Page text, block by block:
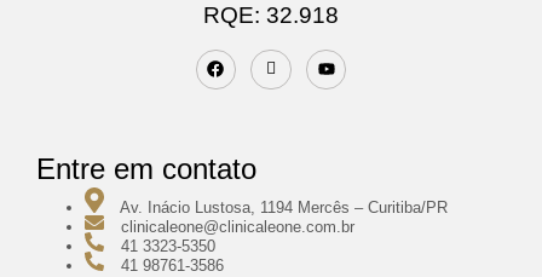
RQE: 32.918
Entre em contato
Av. Inácio Lustosa, 1194 Mercês – Curitiba/PR
clinicaleone@clinicaleone.com.br
41 3323-5350
41 98761-3586